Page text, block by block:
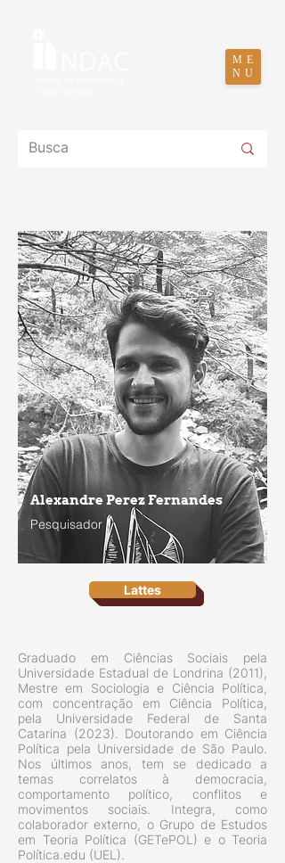
ME
NU
Alexandre Perez Fernandes
Pesquisador
Lattes
Graduado em Ciências Sociais pela
Universidade Estadual de Londrina (2011),
Mestre em Sociologia e Ciência Política,
com concentração em Ciência Política,
pela Universidade Federal de Santa
Catarina (2023). Doutorando em Ciência
Política pela Universidade de São Paulo.
Nos últimos anos, tem se dedicado a
temas correlatos à democracia,
comportamento político, conflitos e
movimentos sociais. Integra, como
colaborador externo, o Grupo de Estudos
em Teoria Política (GETePOL) e o Teoria
Política.edu (UEL).